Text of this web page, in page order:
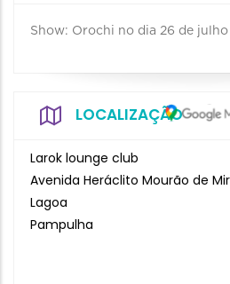
Show: Orochi no dia 26 de julho
LOCALIZAÇÃO
Larok lounge club
Avenida Heráclito Mourão de
Lagoa
Pampulha